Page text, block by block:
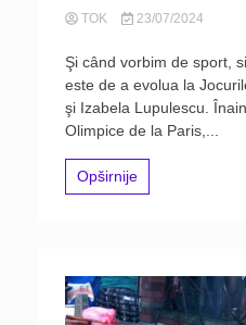
TOK 23/07/2024
Şi când vorbim de sport,
este de a evolua la
şi Izabela Lupulescu.
Olimpice de la Paris,...
Opširnije